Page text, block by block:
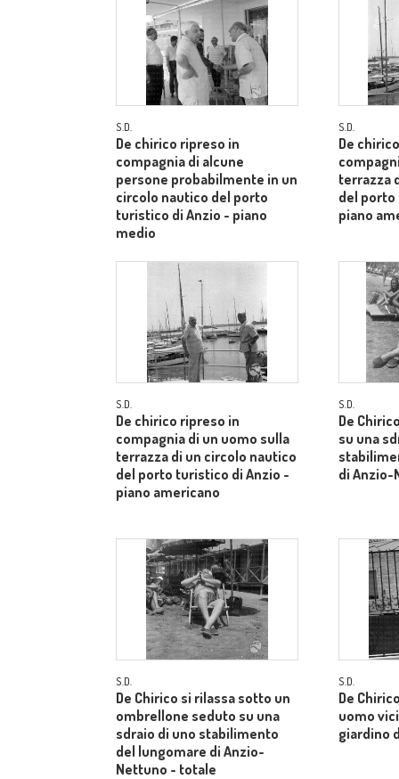
S.D.
De chirico ripreso in
compagnia di alcune
persone probabilmente in un
circolo nautico del porto
turistico di Anzio - piano
medio
S.D.
De
terrazza
del
piano
S.D.
De chirico ripreso in
compagnia di un uomo sulla
terrazza di un circolo nautico
del porto turistico di Anzio -
piano americano
S.D.
De
su una
di
S.D.
De Chirico si rilassa sotto un
ombrellone seduto su una
sdraio di uno stabilimento
del lungomare di Anzio-
Nettuno - totale
S.D.
De
uomo
giardino